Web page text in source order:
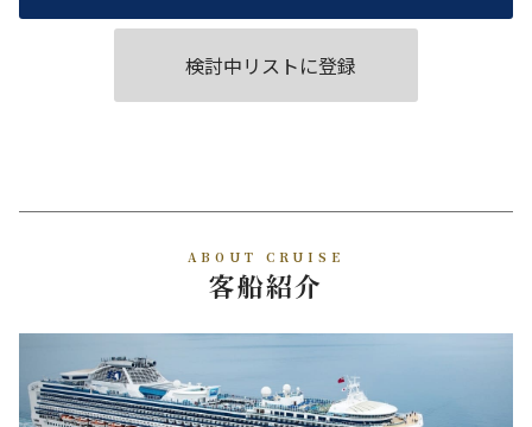
検討中リストに登録
ABOUT CRUISE
客船紹介